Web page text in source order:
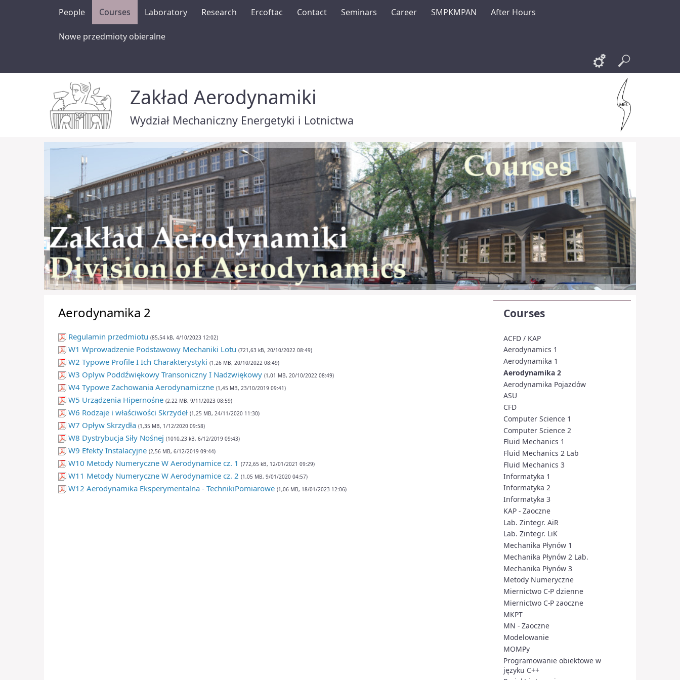
People Courses Laboratory Research Ercoftac Contact Seminars Career SMPKMPAN After Hours
Nowe przedmioty obieralne
Links
Zakład Aerodynamiki
Wydział Mechaniczny Energetyki i Lotnictwa
Courses
ACFD / KAP
Aerodynamics 1
Aerodynamika 1
Aerodynamika 2
Aerodynamika Pojazdów
ASU
CFD
Computer Science 1
Computer Science 2
Fluid Mechanics 1
Fluid Mechanics 2 Lab
Fluid Mechanics 3
Informatyka 1
Informatyka 2
Informatyka 3
KAP - Zaoczne
Lab. Zintegr. AiR
Lab. Zintegr. LiK
Mechanika Płynów 1
Mechanika Płynów 2 Lab.
Mechanika Płynów 3
Metody Numeryczne
Miernictwo C-P dzienne
Miernictwo C-P zaoczne
MKPT
MN - Zaoczne
Modelowanie
MOMPy
Programowanie obiektowe w
języku C++
Aerodynamika 2
Regulamin przedmiotu (85,54 kB, 4/10/2023 12:02)
W1 Wprowadzenie Podstawowy Mechaniki Lotu (721,63 kB, 20/10/2022 08:49)
W2 Typowe Profile I Ich Charakterystyki (1,26 MB, 20/10/2022 08:49)
W3 Oplyw Poddźwiękowy Transoniczny I Nadzwiękowy (1,01 MB, 20/10/2022 08:49)
W4 Typowe Zachowania Aerodynamiczne (1,45 MB, 23/10/2019 09:41)
W5 Urządzenia Hipernośne (2,22 MB, 9/11/2023 08:59)
W6 Rodzaje i właściwości Skrzydeł (1,25 MB, 24/11/2020 11:30)
W7 Opływ Skrzydła (1,35 MB, 1/12/2020 09:58)
W8 Dystrybucja Siły Nośnej (1010,23 kB, 6/12/2019 09:43)
W9 Efekty Instalacyjne (2,56 MB, 6/12/2019 09:44)
W10 Metody Numeryczne W Aerodynamice cz. 1 (772,65 kB, 12/01/2021 09:29)
W11 Metody Numeryczne W Aerodynamice cz. 2 (1,05 MB, 9/01/2020 04:57)
W12 Aerodynamika Eksperymentalna - TechnikiPomiarowe (1,06 MB, 18/01/2023 12:06)